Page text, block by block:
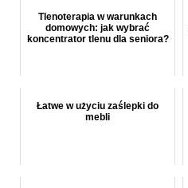
Tlenoterapia w warunkach
domowych: jak wybrać
koncentrator tlenu dla seniora?
Łatwe w użyciu zaślepki do
mebli